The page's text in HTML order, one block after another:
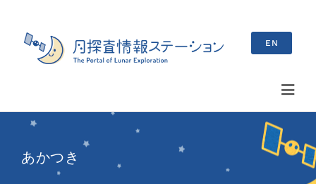
content
EN
…
あかつき